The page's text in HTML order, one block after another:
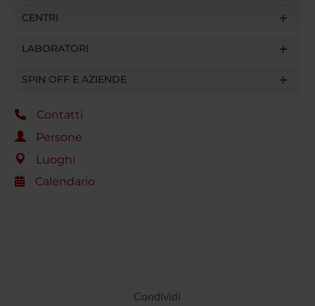
con altre informazioni che hai fornito loro o che hanno
CENTRI
LABORATORI
SPIN OFF E AZIENDE
Contatti
Persone
Luoghi
Calendario
Condividi